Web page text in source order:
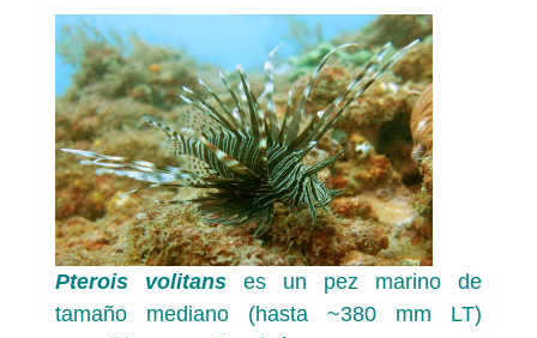
Pterois volitans es un pez marino de
tamaño mediano (hasta ~380 mm LT)